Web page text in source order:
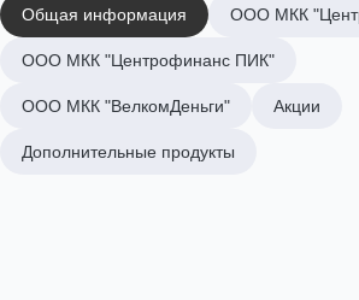
Общая информация ООО МКК
ООО МКК "Центрофинанс ПИК"
ООО МКК "ВелкомДеньги" Акции
Дополнительные продукты
займов,
политикой
сайта,
согласие
обработку